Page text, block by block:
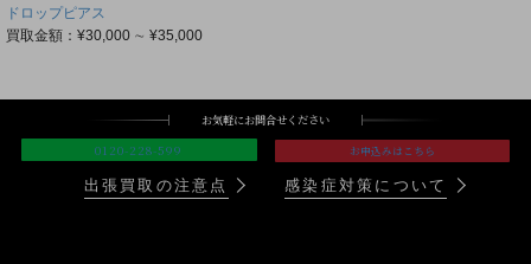
ドロップピアス
買取金額：¥30,000 ∼ ¥35,000
お気軽にお問合せください
0120-228-599 お申込みはこちら
出張買取の注意点 感染症対策について